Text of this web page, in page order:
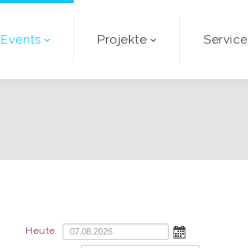
Events Projekte Service
Heute